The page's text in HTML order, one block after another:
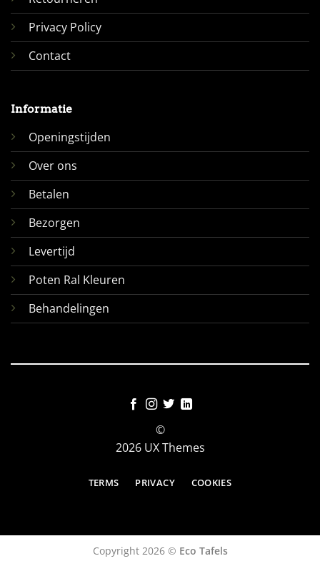
Privacy Policy
Contact
Informatie
Openingstijden
Over ons
Betalen
Bezorgen
Levertijd
Poten Ral Kleuren
Behandelingen
©
2026 UX Themes
TERMS PRIVACY COOKIES
Copyright 2026 © Eco Tafels